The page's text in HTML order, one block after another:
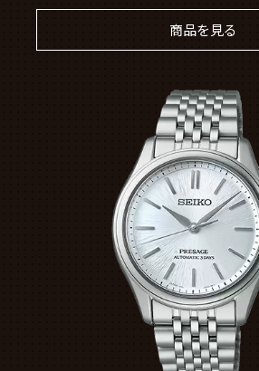
商品を見る